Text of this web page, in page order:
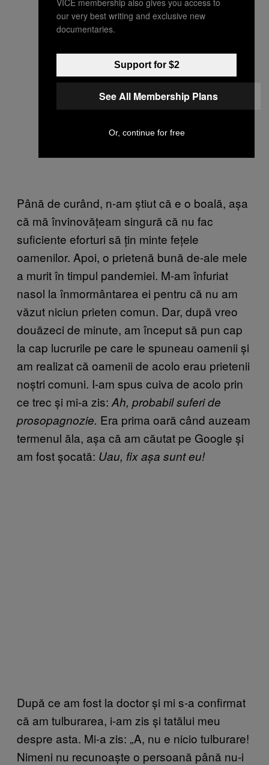
Până de curând, n-am știut că e o boală, așa
că mă învinovățeam singură că nu fac
suficiente eforturi să țin minte fețele
oamenilor. Apoi, o prietenă bună de-ale mele
a murit în timpul pandemiei. M-am înfuriat
nasol la înmormântarea ei pentru că nu am
văzut niciun prieten comun. Dar, după vreo
douăzeci de minute, am început să pun cap
la cap lucrurile pe care le spuneau oamenii și
am realizat că oamenii de acolo erau prietenii
noștri comuni. I-am spus cuiva de acolo prin
ce trec și mi-a zis: Ah, probabil suferi de
prosopagnozie. Era prima oară când auzeam
termenul ăla, așa că am căutat pe Google și
am fost șocată: Uau, fix așa sunt eu!
După ce am fost la doctor și mi s-a confirmat
că am tulburarea, i-am zis și tatălui meu
despre asta. Mi-a zis: „A, nu e nicio tulburare!
Nimeni nu recunoaște o persoană până nu-i
our very best writing and exclusive new
documentaries.
Support for $2
See All Membership Plans
Or, continue for free